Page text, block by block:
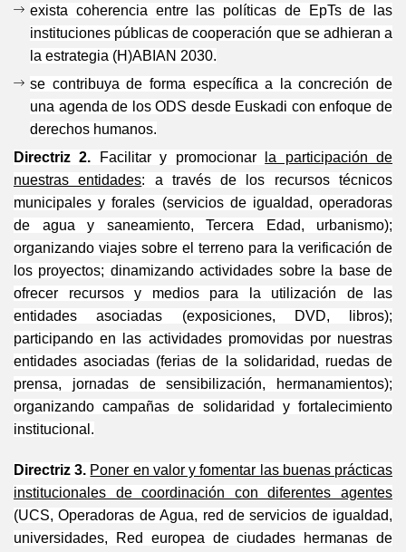
exista coherencia entre las políticas de EpTs de las
instituciones públicas de cooperación que se adhieran a
la estrategia (H)ABIAN 2030.
se contribuya de forma específica a la concreción de
una agenda de los ODS desde Euskadi con enfoque de
derechos humanos.
Directriz 2.
Facilitar y promocionar
la participación de
nuestras entidades: a través de los recursos técnicos
municipales y forales (servicios de igualdad, operadoras
de agua y saneamiento, Tercera Edad, urbanismo);
organizando viajes sobre el terreno para la verificación de
los proyectos; dinamizando actividades sobre la base de
ofrecer recursos y medios para la utilización de las
entidades asociadas (exposiciones, DVD, libros);
participando en las actividades promovidas por nuestras
entidades asociadas (ferias de la solidaridad, ruedas de
prensa, jornadas de sensibilización, hermanamientos);
organizando campañas de solidaridad y fortalecimiento
institucional.
Directriz 3. Poner en valor y fomentar las buenas prácticas
institucionales de coordinación con diferentes agentes
(UCS, Operadoras de Agua, red de servicios de igualdad,
universidades, Red europea de ciudades hermanas de